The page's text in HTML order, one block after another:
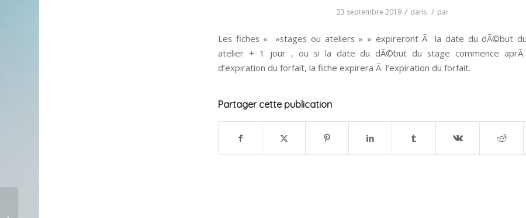
23 septembre 2019 / dans / par
Les fiches « »stages ou ateliers » » expireront Ã la date du dÃ©but
atelier + 1 jour , ou si la date du dÃ©but du stage commence
d’expiration du forfait, la fiche expirera Ã l’expiration du forfait.
Partager cette publication